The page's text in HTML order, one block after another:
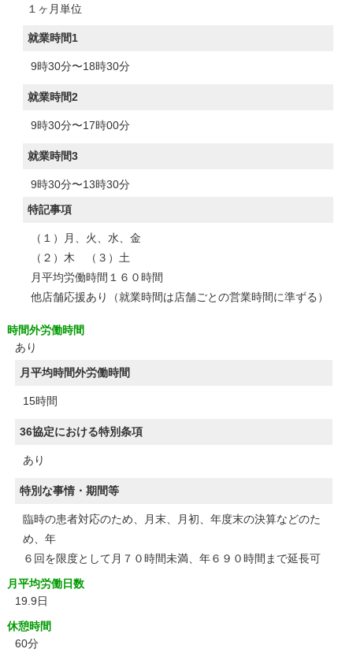
１ヶ月単位
就業時間1
9時30分〜18時30分
就業時間2
9時30分〜17時00分
就業時間3
9時30分〜13時30分
特記事項
（１）月、火、水、金
（２）木 （３）土
月平均労働時間１６０時間
他店舗応援あり（就業時間は店舗ごとの営業時間に準ずる）
時間外労働時間
あり
月平均時間外労働時間
15時間
36協定における特別条項
あり
特別な事情・期間等
臨時の患者対応のため、月末、月初、年度末の決算などのた
め、年
６回を限度として月７０時間未満、年６９０時間まで延長可
月平均労働日数
19.9日
休憩時間
60分